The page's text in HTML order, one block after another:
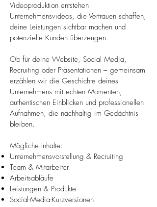
Videoproduktion entstehen
Unternehmensvideos, die Vertrauen schaffen,
deine Leistungen sichtbar machen und
potenzielle Kunden überzeugen.
Ob für deine Website, Social Media,
Recruiting oder Präsentationen – gemeinsam
erzählen wir die Geschichte deines
Unternehmens mit echten Momenten,
authentischen Einblicken und professionellen
Aufnahmen, die nachhaltig im Gedächtnis
bleiben.
Mögliche Inhalte:
Unternehmensvorstellung & Recruiting
Team & Mitarbeiter
Arbeitsabläufe
Leistungen & Produkte
Social-Media-Kurzversionen